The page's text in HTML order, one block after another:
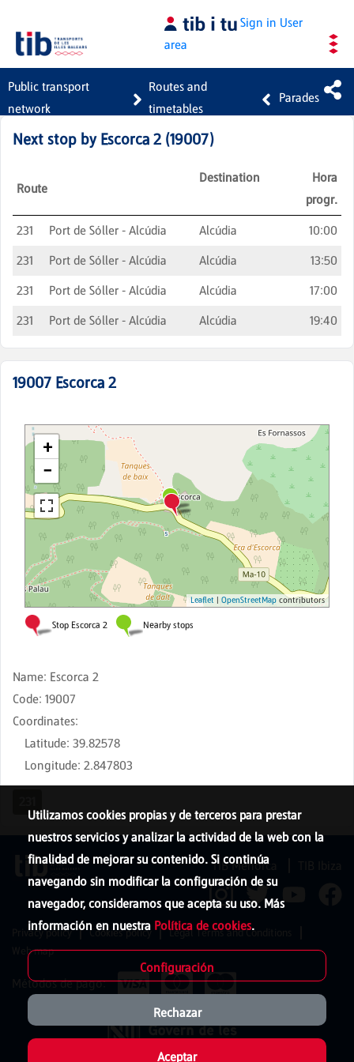
Sign in User
area
Public transport
network
Routes and
timetables
Parades
Next stop by Escorca 2 (19007)
Route
Destination
Hora
progr.
231 Port de Sóller - Alcúdia Alcúdia
10:00
231
Port de Sóller - Alcúdia Alcúdia
13:50
231
Port de Sóller - Alcúdia Alcúdia
17:00
231
Port de Sóller - Alcúdia Alcúdia 19:40
19007 Escorca 2
Name: Escorca 2
Code: 19007
Coordinates:
Latitude: 39.82578
Longitude: 2.847803
Utilizamos cookies propias y de terceros para prestar
nuestros servicios y analizar la actividad de la web con la
finalidad de mejorar su contenido. Si continúa
navegando sin modificar la configuración de su
navegador, consideramos que acepta su uso. Más
información en nuestra Política de cookies.
Configuración
Rechazar
Aceptar
TIB Menorca
Privacy policy Cookies policy
Legal Terms and Conditions
Web map
Métodos de pago: